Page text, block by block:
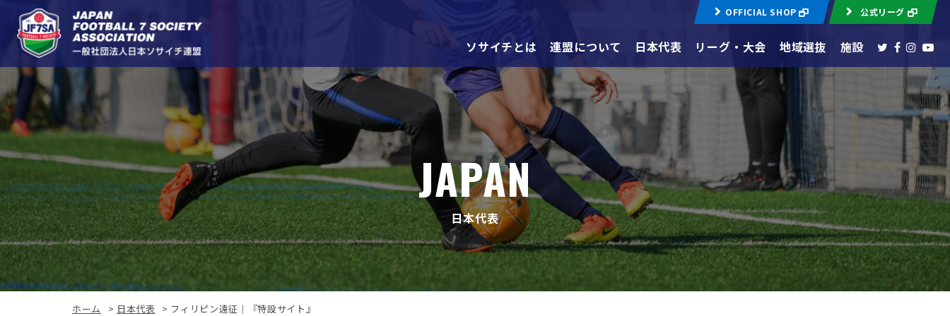
OFFICIAL SHOP 公式リーグ
ソサイチとは 連盟について 日本代表 リーグ・大会 地域選抜 施設
JAPAN
日本代表
ホーム > 日本代表 > フィリピン遠征｜『特設サイト』